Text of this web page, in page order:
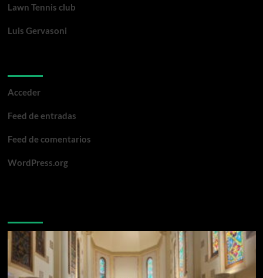
Lawn Tennis club
Luis Gervasoni
Acceder
Feed de entradas
Feed de comentarios
WordPress.org